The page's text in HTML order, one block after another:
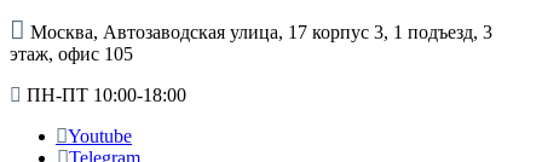
Москва, Автозаводская улица, 17 корпус 3, 1 подъезд, 3
этаж, офис 105
ПН-ПТ 10:00-18:00
Youtube